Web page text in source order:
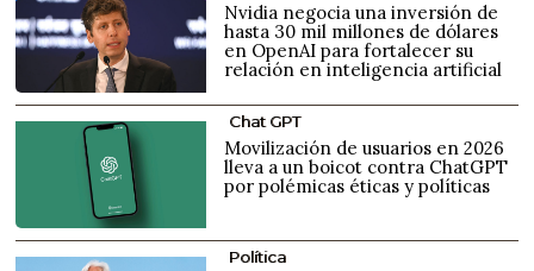
Nvidia negocia una inversión de
hasta 30 mil millones de dólares
en OpenAI para fortalecer su
relación en inteligencia artificial
Chat GPT
Movilización de usuarios en 2026
lleva a un boicot contra ChatGPT
por polémicas éticas y políticas
Política